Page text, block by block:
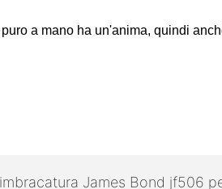
a mano ha un'anima, quindi